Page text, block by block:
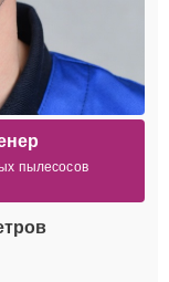
пылесосов